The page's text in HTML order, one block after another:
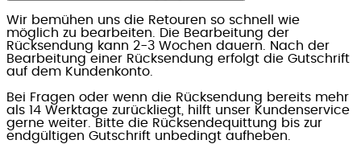
Wir bemühen uns die Retouren so schnell wie
möglich zu bearbeiten. Die Bearbeitung der
Rücksendung kann 2-3 Wochen dauern. Nach der
Bearbeitung einer Rücksendung erfolgt die Gutschrift
auf dem Kundenkonto.
Bei Fragen oder wenn die Rücksendung bereits mehr
als 14 Werktage zurückliegt, hilft unser Kundenservice
gerne weiter. Bitte die Rücksendequittung bis zur
endgültigen Gutschrift unbedingt aufheben.